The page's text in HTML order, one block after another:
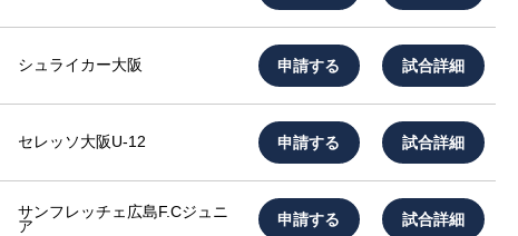
シュライカー大阪 申請する 試合詳細
セレッソ大阪U-12 申請する 試合詳細
サンフレッチェ広島F.Cジュニ
ア
申請する 試合詳細